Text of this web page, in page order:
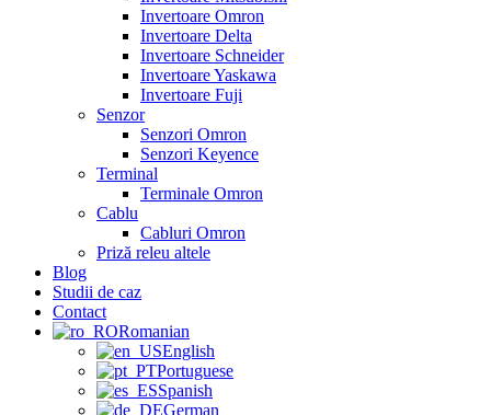
Invertoare Omron
Invertoare Delta
Invertoare Schneider
Invertoare Yaskawa
Invertoare Fuji
Senzor
Senzori Omron
Senzori Keyence
Terminal
Terminale Omron
Cablu
Cabluri Omron
Priză releu altele
Blog
Studii de caz
Contact
Romanian
English
Portuguese
Spanish
German